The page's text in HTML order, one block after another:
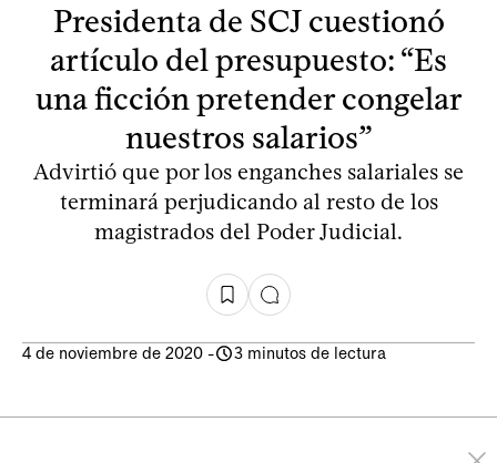
Presidenta de SCJ cuestionó
artículo del presupuesto: “Es
una ficción pretender congelar
nuestros salarios”
Advirtió que por los enganches salariales se
terminará perjudicando al resto de los
magistrados del Poder Judicial.
4 de noviembre de 2020 - 3 minutos de lectura